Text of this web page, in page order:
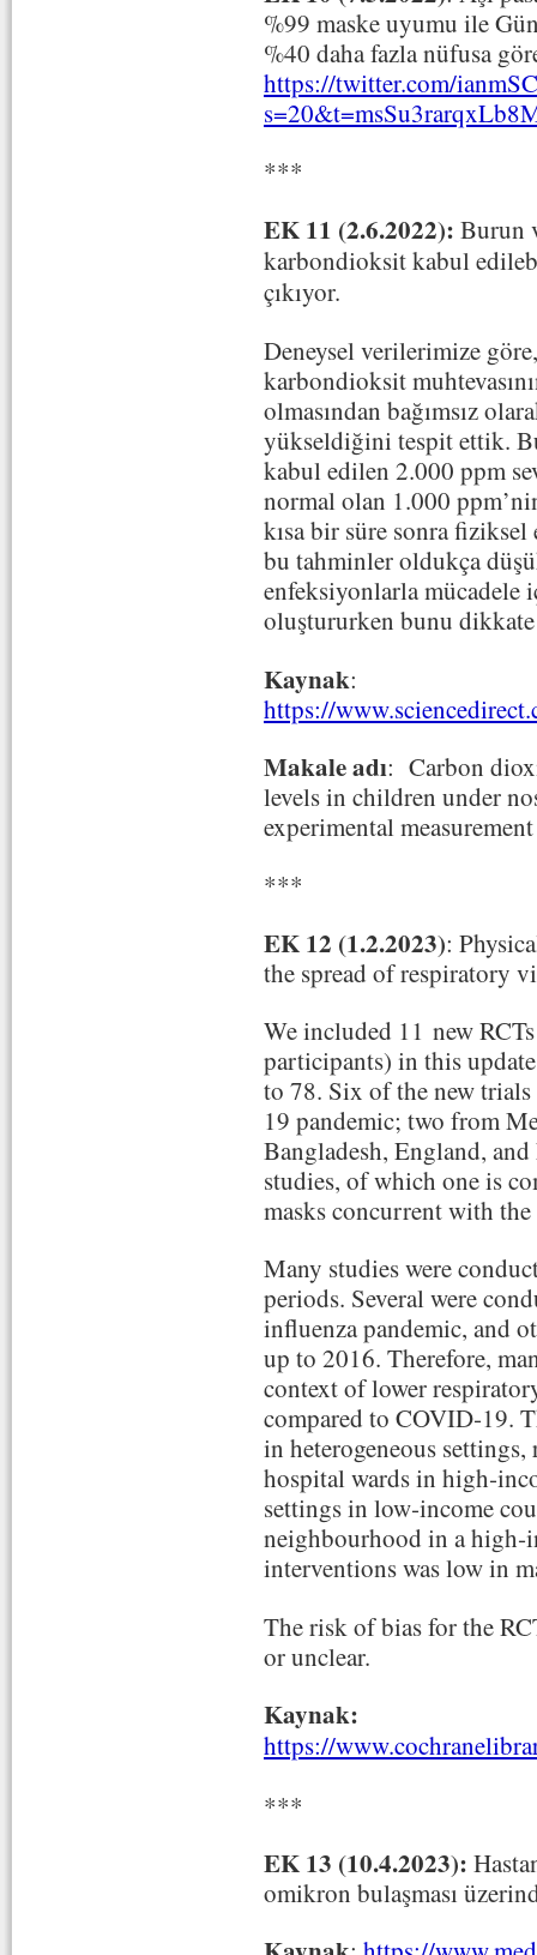
%99 maske uyumu ile
%40 daha fazla nüfusa
https://twitter.com/
***
EK 11 (2.6.2022): Burun
karbondioksit kabul
çıkıyor.
Deneysel verilerimize
karbondioksit
olmasından bağımsız
yükseldiğini tespit ettik.
kabul edilen 2.000 ppm
normal olan 1.000
kısa bir süre sonra fiziksel
bu tahminler oldukça
enfeksiyonlarla
oluştururken bunu dikkate
Kaynak:
https://
Makale adı: Carbon
levels in children under
experimental
***
EK 12 (1.2.2023):
the spread of respiratory
We included 11 new
participants) in this
to 78. Six of the new
19 pandemic; two from
Bangladesh, England,
studies, of which one is
masks concurrent with
Many studies were
periods. Several were
influenza pandemic, and
up to 2016. Therefore,
context of lower
compared to COVID‐19.
in heterogeneous
hospital wards in
settings in low‐income
neighbourhood in a
interventions was low in
The risk of bias for the
or unclear.
Kaynak:
https://
***
EK 13 (10.4.2023):
omikron bulaşması